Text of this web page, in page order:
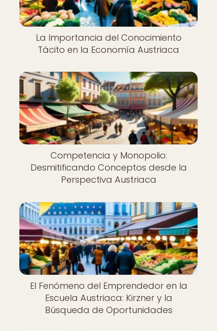
La Importancia del Conocimiento
Tácito en la Economía Austriaca
Competencia y Monopolio:
Desmitificando Conceptos desde la
Perspectiva Austriaca
El Fenómeno del Emprendedor en la
Escuela Austriaca: Kirzner y la
Búsqueda de Oportunidades